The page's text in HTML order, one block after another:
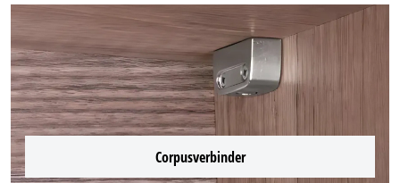
Corpusverbinder